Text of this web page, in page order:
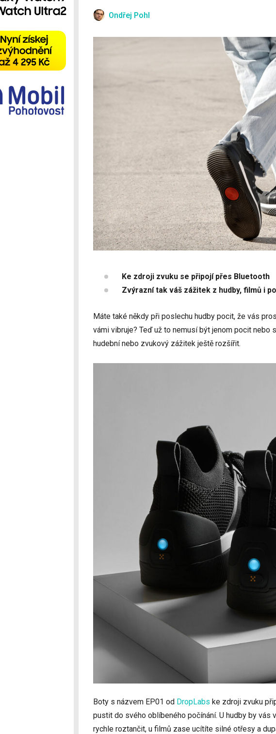
Ondřej Pohl
Ke zdroji zvuku se připojí přes Bluetooth
Zvýrazní tak váš zážitek z hudby, filmů i
Máte také někdy při poslechu hudby pocit, že vás
vámi vibruje? Teď už to nemusí být jenom pocit
hudební nebo zvukový zážitek ještě rozšířit.
Boty s názvem EP01 od DropLabs ke zdroji zvuku
pustit do svého oblíbeného počínání. U hudby by vás
rychle roztančit, u filmů zase ucítíte silné otřesy a